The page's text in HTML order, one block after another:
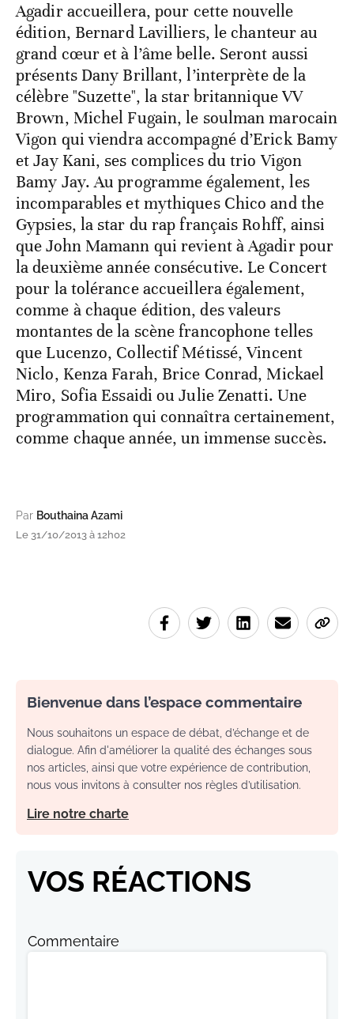
Agadir accueillera, pour cette nouvelle
édition, Bernard Lavilliers, le chanteur au
grand cœur et à l’âme belle. Seront aussi
présents Dany Brillant, l’interprète de la
célèbre "Suzette", la star britannique VV
Brown, Michel Fugain, le soulman marocain
Vigon qui viendra accompagné d’Erick Bamy
et Jay Kani, ses complices du trio Vigon
Bamy Jay. Au programme également, les
incomparables et mythiques Chico and the
Gypsies, la star du rap français Rohff, ainsi
que John Mamann qui revient à Agadir pour
la deuxième année consécutive. Le Concert
pour la tolérance accueillera également,
comme à chaque édition, des valeurs
montantes de la scène francophone telles
que Lucenzo, Collectif Métissé, Vincent
Niclo, Kenza Farah, Brice Conrad, Mickael
Miro, Sofia Essaidi ou Julie Zenatti. Une
programmation qui connaîtra certainement,
comme chaque année, un immense succès.
Par Bouthaina Azami
Le 31/10/2013 à 12h02
Bienvenue dans l’espace commentaire
Nous souhaitons un espace de débat, d’échange et de
dialogue. Afin d'améliorer la qualité des échanges sous
nos articles, ainsi que votre expérience de contribution,
nous vous invitons à consulter nos règles d’utilisation.
Lire notre charte
VOS RÉACTIONS
Commentaire